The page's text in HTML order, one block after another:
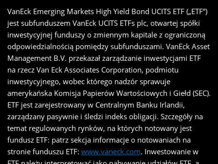
VanEck Emerging Markets High Yield Bond UCITS ETF („ETF”)
jest subfunduszem VanEck UCITS ETFs plc, otwartej spółki
inwestycyjnej funduszy o zmiennym kapitale z ograniczoną
odpowiedzialnością pomiędzy subfunduszami. VanEck Asset
Management B.V. przekazał zarządzanie inwestycjami ETF
na rzecz Van Eck Associates Corporation, podmiotu
inwestycyjnego, wobec którego nadzór sprawuje
amerykańska Komisja Papierów Wartościowych i Giełd (SEC).
ETF jest zarejestrowany w Centralnym Banku Irlandii,
zarządzany pasywnie i śledzi indeks obligacji. Szczegóły na
temat regulowanych rynków, na których notowany jest
fundusz ETF: patrz sekcja informacje o notowaniach na
stronie funduszu ETF: www.vaneck.com. Inwestowanie w